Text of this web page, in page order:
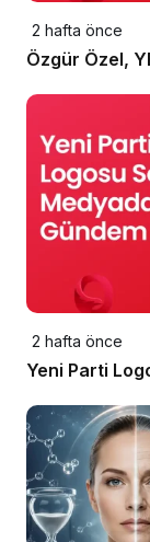
2 hafta önce
Özgür Özel,
2 hafta önce
Yeni Parti